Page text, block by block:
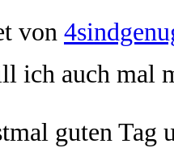
von
ich auch mal
guten Tag